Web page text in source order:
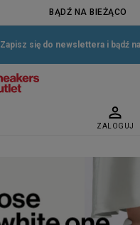
BĄDŹ NA BIEŻĄCO
Zapisz się do newslettera i bądź
ZALOGUJ